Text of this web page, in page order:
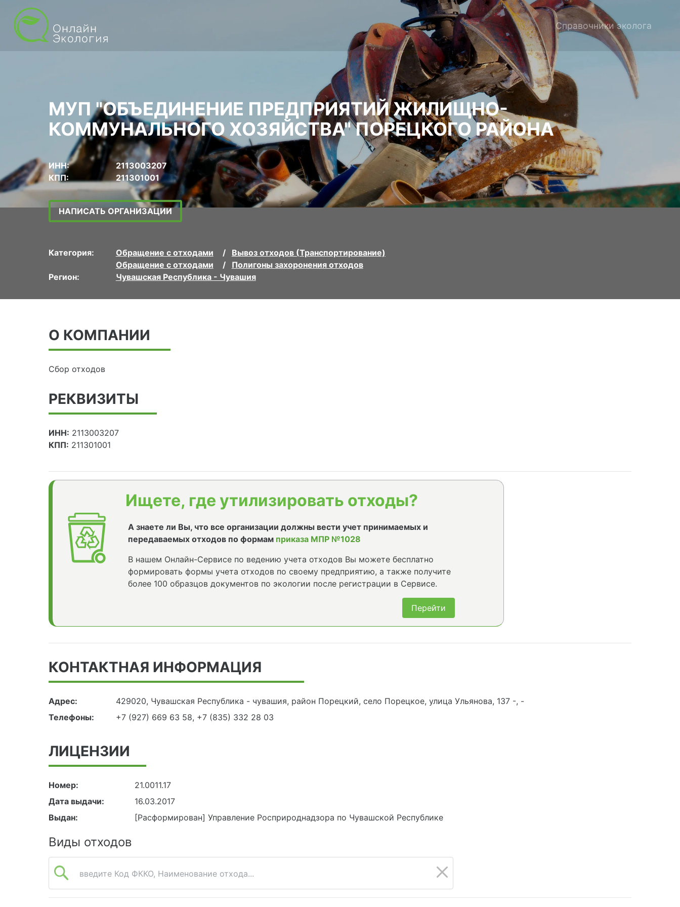
Справочники эколога
МУП "ОБЪЕДИНЕНИЕ ПРЕДПРИЯТИЙ ЖИЛИЩНО-
КОММУНАЛЬНОГО ХОЗЯЙСТВА" ПОРЕЦКОГО РАЙОНА
ИНН:
2113003207
КПП:
211301001
НАПИСАТЬ ОРГАНИЗАЦИИ
Категория: Обращение с отходами
Вывоз отходов (Транспортирование)
Обращение с отходами
Полигоны захоронения отходов
Регион:
Чувашская Республика - Чувашия
О КОМПАНИИ
Сбор отходов
РЕКВИЗИТЫ
ИНН: 2113003207
КПП: 211301001
Ищете, где утилизировать отходы?
А знаете ли Вы, что все организации должны вести учет принимаемых и
передаваемых отходов по формам приказа МПР №1028
В нашем Онлайн-Сервисе по ведению учета отходов Вы можете бесплатно
формировать формы учета отходов по своему предприятию, а также получите
более 100 образцов документов по экологии после регистрации в Сервисе.
Перейти
КОНТАКТНАЯ ИНФОРМАЦИЯ
Адрес:
429020, Чувашская Республика - чувашия, район Порецкий, село Порецкое, улица Ульянова, 137 -, -
Телефоны:
+7 (927) 669 63 58, +7 (835) 332 28 03
ЛИЦЕНЗИИ
Номер:
21.0011.17
Дата выдачи:
16.03.2017
Выдан:
[Расформирован] Управление Росприроднадзора по Чувашской Республике
Виды отходов
введите Код ФККО, Наименование отхода...